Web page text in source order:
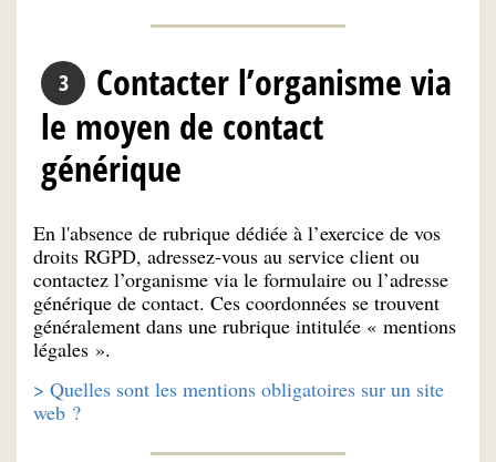
Contacter l’organisme via
le moyen de contact
générique
En l'absence de rubrique dédiée à l’exercice de vos
droits RGPD, adressez-vous au service client ou
contactez l’organisme via le formulaire ou l’adresse
générique de contact. Ces coordonnées se trouvent
généralement dans une rubrique intitulée « mentions
légales ».
> Quelles sont les mentions obligatoires sur un site
web ?